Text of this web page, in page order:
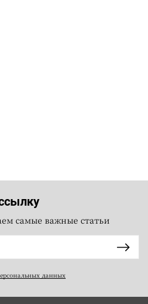
самые важные статьи
данных